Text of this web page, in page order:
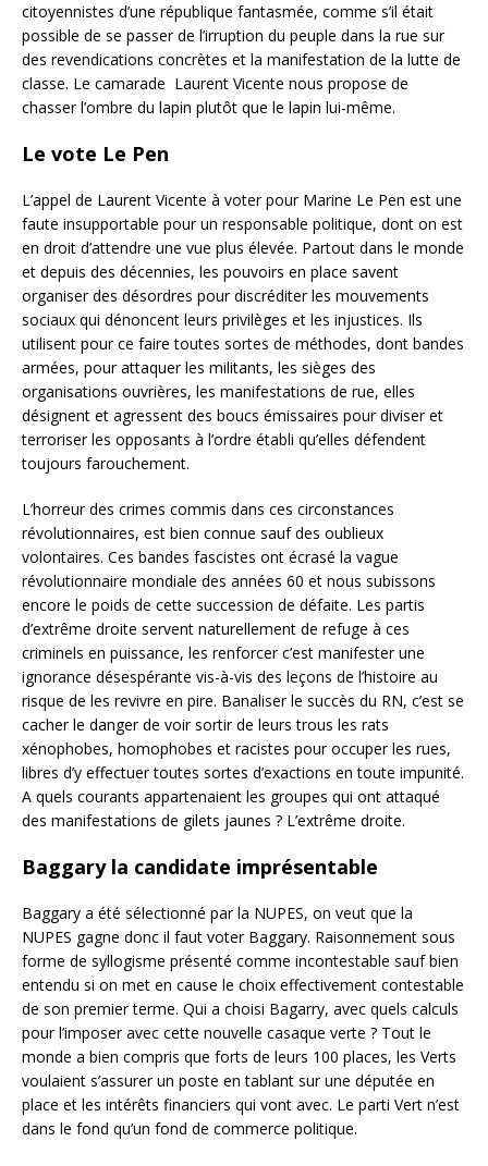
citoyennistes d’une république fantasmée, comme s’il était
possible de se passer de l’irruption du peuple dans la rue sur
des revendications concrètes et la manifestation de la lutte de
classe. Le camarade Laurent Vicente nous propose de
chasser l’ombre du lapin plutôt que le lapin lui-même.
Le vote Le Pen
L’appel de Laurent Vicente à voter pour Marine Le Pen est une
faute insupportable pour un responsable politique, dont on est
en droit d’attendre une vue plus élevée. Partout dans le monde
et depuis des décennies, les pouvoirs en place savent
organiser des désordres pour discréditer les mouvements
sociaux qui dénoncent leurs privilèges et les injustices. Ils
utilisent pour ce faire toutes sortes de méthodes, dont bandes
armées, pour attaquer les militants, les sièges des
organisations ouvrières, les manifestations de rue, elles
désignent et agressent des boucs émissaires pour diviser et
terroriser les opposants à l’ordre établi qu’elles défendent
toujours farouchement.
L’horreur des crimes commis dans ces circonstances
révolutionnaires, est bien connue sauf des oublieux
volontaires. Ces bandes fascistes ont écrasé la vague
révolutionnaire mondiale des années 60 et nous subissons
encore le poids de cette succession de défaite. Les partis
d’extrême droite servent naturellement de refuge à ces
criminels en puissance, les renforcer c’est manifester une
ignorance désespérante vis-à-vis des leçons de l’histoire au
risque de les revivre en pire. Banaliser le succès du RN, c’est se
cacher le danger de voir sortir de leurs trous les rats
xénophobes, homophobes et racistes pour occuper les rues,
libres d’y effectuer toutes sortes d’exactions en toute impunité.
A quels courants appartenaient les groupes qui ont attaqué
des manifestations de gilets jaunes ? L’extrême droite.
Baggary la candidate imprésentable
Baggary a été sélectionné par la NUPES, on veut que la
NUPES gagne donc il faut voter Baggary. Raisonnement sous
forme de syllogisme présenté comme incontestable sauf bien
entendu si on met en cause le choix effectivement contestable
de son premier terme. Qui a choisi Bagarry, avec quels calculs
pour l’imposer avec cette nouvelle casaque verte ? Tout le
monde a bien compris que forts de leurs 100 places, les Verts
voulaient s’assurer un poste en tablant sur une députée en
place et les intérêts financiers qui vont avec. Le parti Vert n’est
dans le fond qu’un fond de commerce politique.